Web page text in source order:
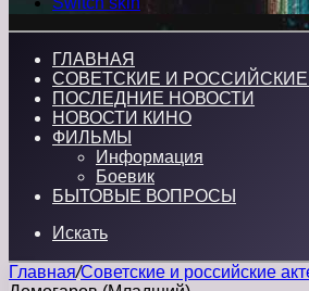
ГЛАВНАЯ
СОВЕТСКИЕ И РОССИЙСКИЕ
ПОСЛЕДНИЕ НОВОСТИ
НОВОСТИ КИНО
ФИЛЬМЫ
Информация
Боевик
БЫТОВЫЕ ВОПРОСЫ
Искать
Главная/Советские и российские